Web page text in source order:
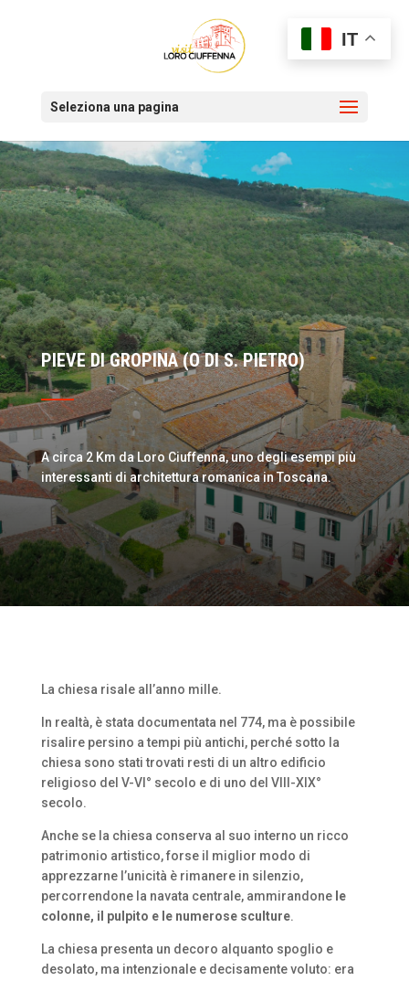
Seleziona una pagina
PIEVE DI GROPINA (O DI S. PIETRO)
A circa 2 Km da Loro Ciuffenna, uno degli esempi più
interessanti di architettura romanica in Toscana.
La chiesa risale all’anno mille.
In realtà, è stata documentata nel 774, ma è possibile
risalire persino a tempi più antichi, perché sotto la
chiesa sono stati trovati resti di un altro edificio
religioso del V-VI° secolo e di uno del VIII-XIX°
secolo.
Anche se la chiesa conserva al suo interno un ricco
patrimonio artistico, forse il miglior modo di
apprezzarne l’unicità è rimanere in silenzio,
percorrendone la navata centrale, ammirandone le
colonne, il pulpito e le numerose sculture.
La chiesa presenta un decoro alquanto spoglio e
desolato, ma intenzionale e decisamente voluto: era
IT